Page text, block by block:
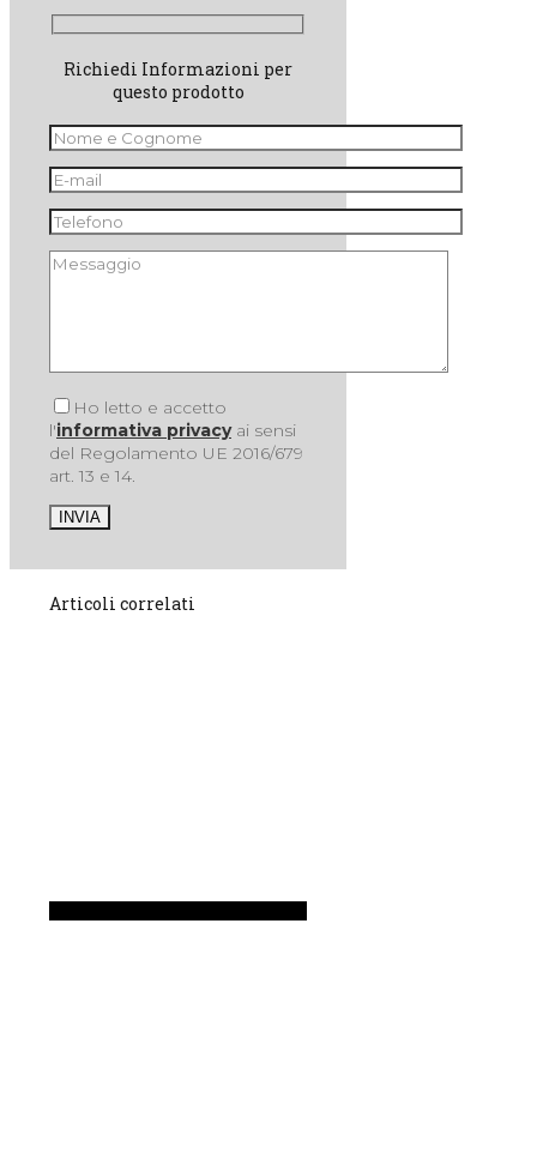
Richiedi Informazioni per
questo prodotto
Ho letto e accetto
l'informativa privacyai sensi
del Regolamento UE 2016/679
art. 13 e 14.
Articoli correlati